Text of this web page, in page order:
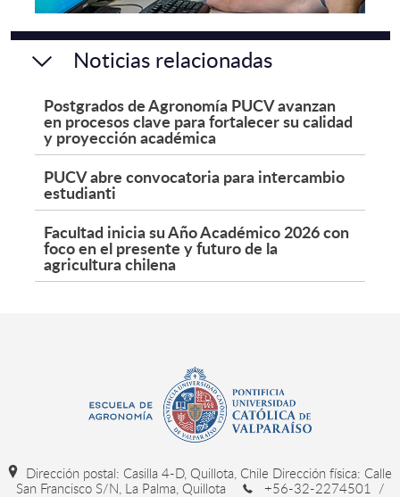
Noticias relacionadas
Postgrados de Agronomía PUCV avanzan
en procesos clave para fortalecer su calidad
y proyección académica
PUCV abre convocatoria para intercambio
estudianti
Facultad inicia su Año Académico 2026 con
foco en el presente y futuro de la
agricultura chilena
Dirección postal: Casilla 4-D, Quillota, Chile Dirección física: Calle
San Francisco S/N, La Palma, Quillota
+56-32-2274501 /